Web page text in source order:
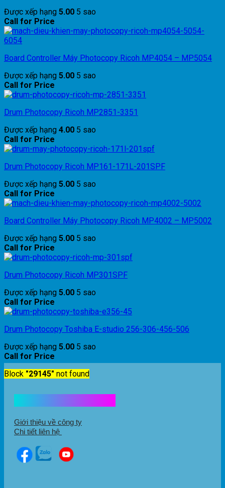
Được xếp hạng 5.00 5 sao
Call for Price
Board Controller Máy Photocopy Ricoh MP4054 – MP5054
Được xếp hạng 5.00 5 sao
Call for Price
Drum Photocopy Ricoh MP2851-3351
Được xếp hạng 4.00 5 sao
Call for Price
Drum Photocopy Ricoh MP161-171L-201SPF
Được xếp hạng 5.00 5 sao
Call for Price
Board Controller Máy Photocopy Ricoh MP4002 – MP5002
Được xếp hạng 5.00 5 sao
Call for Price
Drum Photocopy Ricoh MP301SPF
Được xếp hạng 5.00 5 sao
Call for Price
Drum Photocopy Toshiba E-studio 256-306-456-506
Được xếp hạng 5.00 5 sao
Call for Price
Block "29145" not found
Giới thiệu về công ty
Chi tiết liên hệ